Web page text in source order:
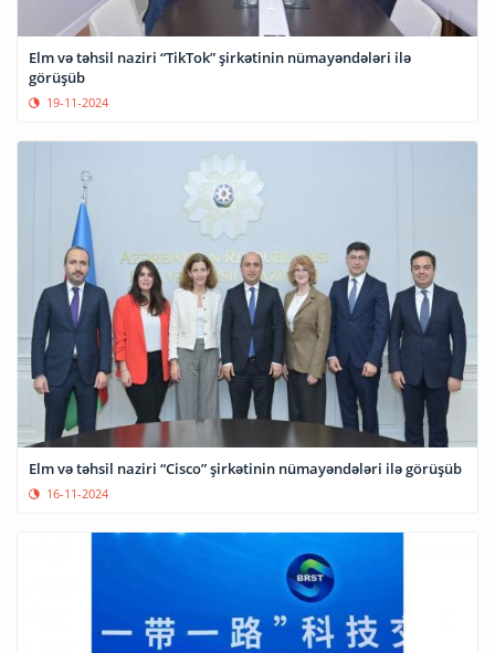
Elm və təhsil naziri “TikTok” şirkətinin nümayəndələri ilə
görüşüb
19-11-2024
Elm və təhsil naziri “Cisco” şirkətinin nümayəndələri ilə görüşüb
16-11-2024